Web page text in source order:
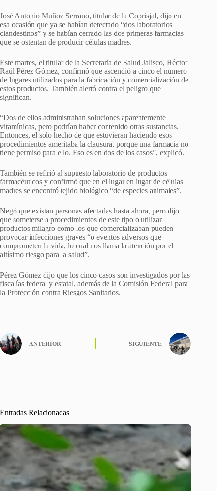
José Antonio Muñoz Serrano, titular de la Coprisjal, dijo en
esa ocasión que ya se habían detectado “dos laboratorios
clandestinos” y se habían cerrado las dos primeras farmacias
que se ostentan de producir células madres.
Este martes, el titular de la Secretaría de Salud Jalisco, Héctor
Raúl Pérez Gómez, confirmó que ascendió a cinco el número
de lugares utilizados para la fabricación y comercialización de
estos productos. También alertó contra el peligro que
significan.
“Dos de ellos administraban soluciones aparentemente
vitamínicas, pero podrían haber contenido otras sustancias.
Entonces, el solo hecho de que estuvieran haciendo esos
procedimientos ameritaba la clausura, porque una farmacia no
tiene permiso para ello. Eso es en dos de los casos”, explicó.
También se refirió al supuesto laboratorio de productos
farmacéuticos y confirmó que en el lugar en lugar de células
madres se encontró tejido biológico “de especies animales”.
Negó que existan personas afectadas hasta ahora, pero dijo
que someterse a procedimientos de este tipo o utilizar
productos milagro como los que comercializaban pueden
provocar infecciones graves “o eventos adversos que
comprometen la vida, lo cual nos llama la atención por el
altísimo riesgo para la salud”.
Pérez Gómez dijo que los cinco casos son investigados por las
fiscalías federal y estatal, además de la Comisión Federal para
la Protección contra Riesgos Sanitarios.
ANTERIOR SIGUIENTE
Entradas Relacionadas